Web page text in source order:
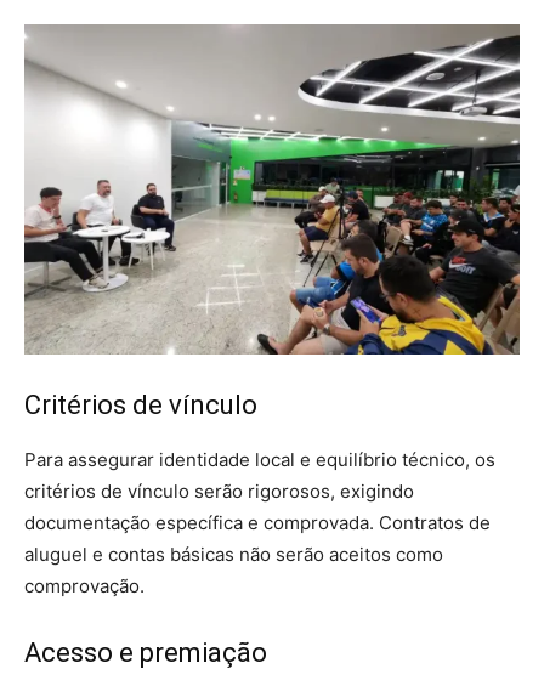
Critérios de vínculo
Para assegurar identidade local e equilíbrio técnico, os
critérios de vínculo serão rigorosos, exigindo
documentação específica e comprovada. Contratos de
aluguel e contas básicas não serão aceitos como
comprovação.
Acesso e premiação